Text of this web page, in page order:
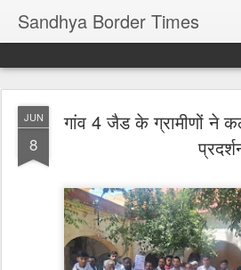
Sandhya Border Times
JUN
8
गांव 4 जैड के ग्रामीणों ने